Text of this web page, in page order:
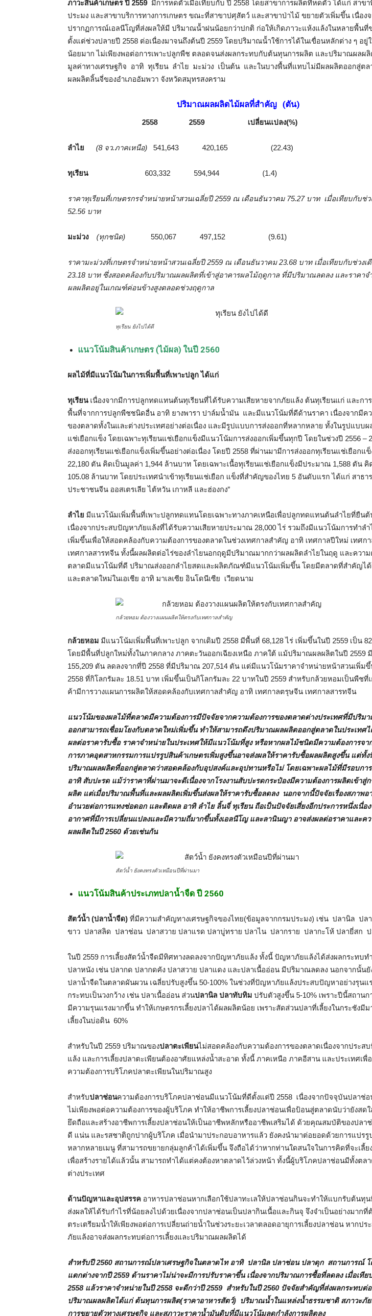
ภาวะสินค้าเกษตร ปี 2559 มีการหดตัวเมื่อเทียบกับ ปี 2558 โดยสาขาการผลิตที่หดตัว ได้แก่ สาข
ประมง และสาขาบริการทางการเกษตร ขณะที่สาขาปศุสัตว์ และสาขาป่าไม้ ขยายตัวเพิ่มขึ้น เนื่อง
ปรากฏการณ์เอลนีโญที่ส่งผลให้มี ปริมาณน้้าฝนน้อยกว่าปกติ ก่อให้เกิดภาวะแห้งแล้งในหลายพื้นที่
ตั้งแต่ช่วงปลายปี 2558 ต่อเนื่องมาจนถึงต้นปี 2559 โดยปริมาณน้้าใช้การได้ในเขื่อนหลักต่าง ๆ อยู่
น้อยมาก ไม่เพียงพอต่อการเพาะปลูกพืช ตลอดจนส่งผลกระทบกับต้นทุนการผลิต และปริมาณผลผ
มูลค่าทางเศรษฐกิจ อาทิ ทุเรียน ลำไย มะม่วง เป็นต้น และในบางพื้นที่แทบไม่มีผลผลิตออกสู่ตล
ผลผลิตลิ้นจี่ของอำเภออัมพวา จังหวัดสมุทรสงคราม
ปริมาณผลผลิตไม้ผลที่สำคัญ(ตัน)
2558 2559 เปลี่ยนแปลง(%)
ลำไย (8 จว.ภาคเหนือ) 541,643 420,165 (22.43)
ทุเรียน 603,332 594,944 (1.4)
ราคาทุเรียนที่เกษตรกรจำหน่ายหน้าสวนเฉลี่ยปี 2559 ณ เดือนธันวาคม 75.27 บาท เมื่อเทียบกับช่ว
52.56 บาท
มะม่วง (ทุกชนิด) 550,067 497,152 (9.61)
ราคามะม่วงที่เกษตรจำหน่ายหน้าสวนเฉลี่ยปี 2559 ณ เดือนธันวาคม 23.68 บาท เมื่อเทียบกับช่วงเ
23.18 บาท ซึ่งสอดคล้องกับปริมาณผลผลิตที่เข้าสู่อาคารผลไม้ฤดูกาล ที่มีปริมาณลดลง และราคาจ
ผลผลิตอยู่ในเกณฑ์ค่อนข้างสูงตลอดช่วงฤดูกาล
ทุเรียน ยังไปได้ดี
แนวโน้มสินค้าเกษตร (ไม้ผล) ในปี 2560
ผลไม้ที่มีแนวโน้มในการเพิ่มพื้นที่เพาะปลูก ได้แก่
ทุเรียนเนื่องจากมีการปลูกทดแทนต้นทุเรียนที่ได้รับความเสียหายจากภัยแล้ง ต้นทุเรียนแก่ และกา
พื้นที่จากการปลูกพืชชนิดอื่น อาทิ ยางพารา ปาล์มน้ำมัน และมีแนวโน้มที่ดีด้านราคา เนื่องจากมีค
ของตลาดทั้งในและต่างประเทศอย่างต่อเนื่อง และมีรูปแบบการส่งออกที่หลากหลาย ทั้งในรูปแบบ
แช่เยือกแข็ง โดยเฉพาะทุเรียนแช่เยือกแข็งมีแนวโน้มการส่งออกเพิ่มขึ้นทุกปี โดยในช่วงปี 2556 –
ส่งออกทุเรียนแช่เยือกแข็งเพิ่มขึ้นอย่างต่อเนื่อง โดยปี 2558 ที่ผ่านมามีการส่งออกทุเรียนแช่เยือกแ
22,180 ตัน คิดเป็นมูลค่า 1,944 ล้านบาท โดยเฉพาะเนื้อทุเรียนแช่เยือกแข็งมีประมาณ 1,588 ตัน คิ
105.08 ล้านบาท โดยประเทศนำเข้าทุเรียนแช่เยือก แข็งที่สำคัญของไทย 5 อันดับแรก ได้แก่ สาธา
ประชาชนจีน ออสเตรเลีย ไต้หวัน เกาหลี และฮ่องกง”
ลำไย มีแนวโน้มเพิ่มพื้นที่เพาะปลูกทดแทนโดยเฉพาะทางภาคเหนือเพื่อปลูกทดแทนต้นลำไยที่ยืนต้
เนื่องจากประสบปัญหาภัยแล้งที่ได้รับความเสียหายประมาณ 28,000 ไร่ รวมถึงมีแนวโน้มการทำล
เพิ่มขึ้นเพื่อให้สอดคล้องกับความต้องการของตลาดในช่วงเทศกาลสำคัญ อาทิ เทศกาลปีใหม่ เทศก
เทศกาลสารทจีน ทั้งนี้ผลผลิตต่อไร่ของลำไยนอกฤดูมีปริมาณมากกว่าผลผลิตลำไยในฤดู และความ
ตลาดมีแนวโน้มที่ดี ปริมาณส่งออกลำไยสดและผลิตภัณฑ์มีแนวโน้มเพิ่มขึ้น โดยมีตลาดที่สำคัญไ
และตลาดใหม่ในเอเชีย อาทิ มาเลเซีย อินโดนีเซีย เวียดนาม
กล้วยหอม ต้องวางแผนผลิตให้ตรงกับเทศกาลสำคัญ
กล้วยหอม มีแนวโน้มเพิ่มพื้นที่เพาะปลูก จากเดิมปี 2558 มีพื้นที่ 68,128 ไร่ เพิ่มขึ้นในปี 2559 เป็น
โดยมีพื้นที่ปลูกใหม่ทั้งในภาคกลาง ภาคตะวันออกเฉียงเหนือ ภาคใต้ แม้ปริมาณผลผลิตในปี 2559 มี
155,209 ตัน ลดลงจากที่ปี 2558 ที่มีปริมาณ 207,514 ตัน แต่มีแนวโน้มราคาจำหน่ายหน้าสวนเพิ่ม
2558 ที่กิโลกรัมละ 18.51 บาท เพิ่มขึ้นเป็นกิโลกรัมละ 22 บาทในปี 2559 สำหรับกล้วยหอมเป็นพืชที่
ค้ามีการวางแผนการผลิตให้สอดคล้องกับเทศกาลสำคัญ อาทิ เทศกาลตรุษจีน เทศกาลสารทจีน
แนวโน้มของผลไม้ที่ตลาดมีความต้องการมีปัจจัยจากความต้องการของตลาดต่างประเทศที่มีปริม
ออกสามารถเชื่อมโยงกับตลาดใหม่เพิ่มขึ้น ทำให้สามารถดึงปริมาณผลผลิตออกสู่ตลาดในประเทศไ
ผลต่อราคารับซื้อ ราคาจำหน่ายในประเทศให้มีแนวโน้มที่สูง หรือหากผลไม้ชนิดมีความต้องการจา
การภาคอุตสาหกรรมการแปรรูปสินค้าเกษตรเพิ่มสูงขึ้นอาจส่งผลให้ราคารับซื้อผลผลิตสูงขึ้น แต่ทั้ง
ปริมาณผลผลิตที่ออกสู่ตลาดว่าสอดคล้องกับอุปสงค์และอุปทานหรือไม่ โดยเฉพาะผลไม้ที่มีรอบกา
อาทิ สับปะรด แม้ว่าราคาที่ผ่านมาจะดีเนื่องจากโรงงานสับปะรดกระป๋องมีความต้องการผลิตเข้าสู่
ผลิต แต่เมื่อปริมาณพื้นที่และผลผลิตเพิ่มขึ้นส่งผลให้ราคารับซื้อลดลง นอกจากนี้ปัจจัยเรื่องสภาพอ
อำนวยต่อการแทงช่อดอก และติดผล อาทิ ลำไย ลิ้นจี่ ทุเรียน ถือเป็นปัจจัยเสี่ยงอีกประการหนึ่งเนื่อ
อากาศที่มีการเปลี่ยนแปลงและมีความถี่มากขึ้นทั้งเอลนีโญ และลานินญา อาจส่งผลต่อราคาและคว
ผลผลิตในปี 2560 ด้วยเช่นกัน
สัตว์น้ำ ยังคงทรงตัวเหมือนปีที่ผ่านมา
แนวโน้มสินค้าประเภทปลาน้ำจืด ปี 2560
สัตว์น้ำ (ปลาน้ำจืด) ที่มีความสำคัญทางเศรษฐกิจของไทย(ข้อมูลจากกรมประมง) เช่น ปลานิล ปล
ขาว ปลาสลิด ปลาช่อน ปลาสวาย ปลาแรด ปลาบู่ทราย ปลาไน ปลากราย ปลากะโห้ ปลายี่สก ป
ในปี 2559 การเลี้ยงสัตว์น้ำจืดมีทิศทางลดลงจากปัญหาภัยแล้ง ทั้งนี้ ปัญหาภัยแล้งได้ส่งผลกระทบท
ปลาหนัง เช่น ปลากด ปลากดคัง ปลาสวาย ปลาแดง และปลาเนื้ออ่อน มีปริมาณลดลง นอกจากนั้นยั
ปลาน้ำจืดในตลาดผันผวน เฉลี่ยปรับสูงขึ้น 50-100% ในช่วงที่ปัญหาภัยแล้งประสบปัญหาอย่างรุนแ
กระทบเป็นวงกว้าง เช่น ปลาเนื้ออ่อน ส่วนปลานิล ปลาทับทิม ปรับตัวสูงขึ้น 5-10% เพราะปีนี้สถาน
มีความรุนแรงมากขึ้น ทำให้เกษตรกรเลี้ยงปลาได้ผลผลิตน้อย เพราะสัดส่วนปลาที่เลี้ยงในกระชังมีม
เลี้ยงในบ่อดิน 60%
สำหรับในปี 2559 ปริมาณของปลาตะเพียนไม่สอดคล้องกับความต้องการของตลาดเนื่องจากประส
แล้ง และการเลี้ยงปลาตะเพียนต้องอาศัยแหล่งน้ำสะอาด ทั้งนี้ ภาคเหนือ ภาคอีสาน และประเทศเพื่
ความต้องการบริโภคปลาตะเพียนในปริมาณสูง
สำหรับปลาช่อนความต้องการบริโภคปลาช่อนมีแนวโน้มที่ดีตั้งแต่ปี 2558 เนื่องจากปัจจุบันปลาช่
ไม่เพียงพอต่อความต้องการของผู้บริโภค ทำให้อาชีพการเลี้ยงปลาช่อนเพื่อป้อนสู่ตลาดนับว่ายังสดใ
ยึดถือและสร้างอาชีพการเลี้ยงปลาช่อนให้เป็นอาชีพหลักหรืออาชีพเสริมได้ ด้วยคุณสมบัติของปลา
ดี แน่น และรสชาติถูกปากผู้บริโภค เมื่อนำมาประกอบอาหารแล้ว ยังคงนำมาต่อยอดด้วยการแปรรู
หลากหลายเมนู ที่สามารถขยายกลุ่มลูกค้าได้เพิ่มขึ้น จึงถือได้ว่าหากท่านใดสนใจในการคิดที่จะเลี้
เพื่อสร้างรายได้แล้วนั้น สามารถทำได้แต่คงต้องหาตลาดไว้ล่วงหน้า ทั้งนี้ผู้บริโภคปลาช่อนมีทั้งตล
ต่างประเทศ
ด้านปัญหาและอุปสรรค อาหารปลาช่อนหากเลือกใช้ปลาทะเลให้ปลาช่อนกินจะทำให้แบกรับต้นทุ
ส่งผลให้ได้รับกำไรที่น้อยลงไปด้วยเนื่องจากปลาช่อนเป็นปลากินเนื้อและกินจุ จึงจำเป็นอย่างมากที่
ตระเตรียมน้ำให้เพียงพอต่อการเปลี่ยนถ่ายน้ำในช่วงระยะเวลาตลอดอายุการเลี้ยงปลาช่อน หากป
ภัยแล้งอาจส่งผลกระทบต่อการเลี้ยงและปริมาณผลผลิตได้
สำหรับปี 2560 สถานการณ์ปลาเศรษฐกิจในตลาดไท อาทิ ปลานิล ปลาช่อน ปลาดุก สถานการณ์ โ
แตกต่างจากปี 2559 ด้านราคาไม่น่าจะมีการปรับราคาขึ้น เนื่องจากปริมาณการซื้อที่ลดลง เมื่อเทีย
2558 แล้วราคาจำหน่ายในปี 2558 จะดีกว่าปี 2559 สำหรับในปี 2560 ปัจจัยสำคัญที่ส่งผลกระทบต่
ปริมาณผลผลิตได้แก่ ต้นทุนการผลิต(ราคาอาหารสัตว์) ปริมาณน้ำในแหล่งน้ำธรรมชาติ สภาวะภัย
การขยายตัวทางเศรษฐกิจ และสภาวะราคาน้ำมันดิบที่มีแนวโน้มลดกำลังการผลิตลง